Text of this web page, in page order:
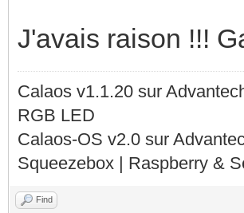
J'avais raison !!!
Calaos v1.1.20 sur
RGB LED
Calaos-OS v2.0 sur
Squeezebox | Raspberry &
Find